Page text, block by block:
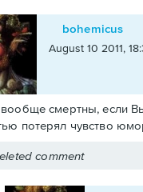
bohemicus
August 10 2011,
смертны, если Вы
потерял чувство
comment